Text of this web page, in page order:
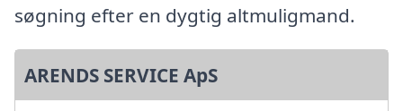
søgning efter en dygtig altmuligmand.
ARENDS SERVICE ApS